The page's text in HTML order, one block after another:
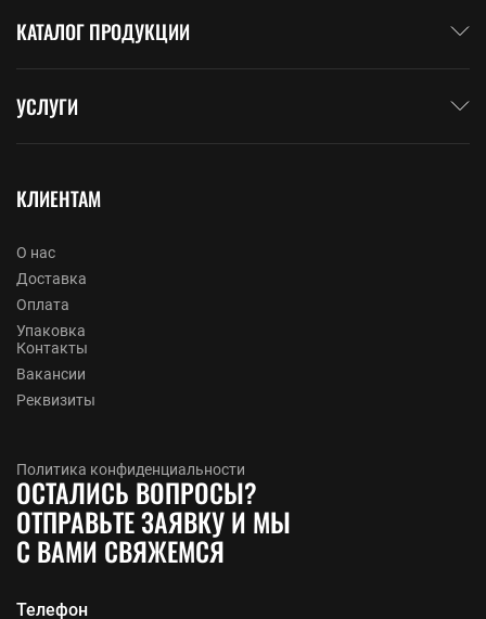
КАТАЛОГ ПРОДУКЦИИ
УСЛУГИ
КЛИЕНТАМ
О нас
Доставка
Оплата
Упаковка
Контакты
Вакансии
Реквизиты
Политика конфиденциальности
ОСТАЛИСЬ ВОПРОСЫ?
ОТПРАВЬТЕ ЗАЯВКУ И МЫ
С ВАМИ СВЯЖЕМСЯ
Телефон